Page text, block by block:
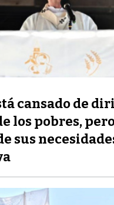
cansado de
los pobres,
sus